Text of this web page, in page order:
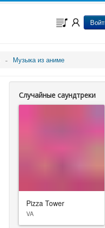
Музыка из аниме
Случайные саундтреки
Pizza Tower
VA